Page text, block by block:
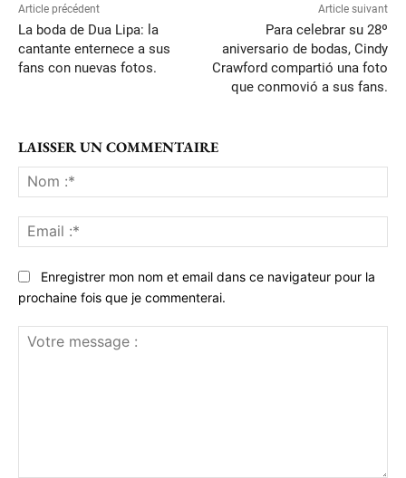
Article précédent
La boda de Dua Lipa: la
cantante enternece a sus
fans con nuevas fotos.
Article suivant
Para celebrar su 28º
aniversario de bodas, Cindy
Crawford compartió una foto
que conmovió a sus fans.
LAISSER UN COMMENTAIRE
:*
:*
Enregistrer mon nom et email dans ce navigateur pour la
prochaine fois que je commenterai.